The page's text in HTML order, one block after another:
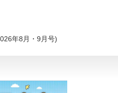
年8月・9月号)